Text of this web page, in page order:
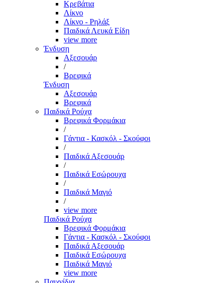
Κρεβάτια
Λίκνο
Λίκνο - Ρηλάξ
Παιδικά Λευκά Είδη
view more
Ένδυση
Αξεσουάρ
/
Βρεφικά
Ένδυση
Αξεσουάρ
Βρεφικά
Παιδικά Ρούχα
Βρεφικά Φορμάκια
/
Γάντια - Κασκόλ - Σκούφοι
/
Παιδικά Αξεσουάρ
/
Παιδικά Εσώρουχα
/
Παιδικά Μαγιό
/
view more
Παιδικά Ρούχα
Βρεφικά Φορμάκια
Γάντια - Κασκόλ - Σκούφοι
Παιδικά Αξεσουάρ
Παιδικά Εσώρουχα
Παιδικά Μαγιό
view more